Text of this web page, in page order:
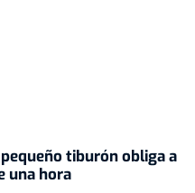
tiburón obliga a
una hora